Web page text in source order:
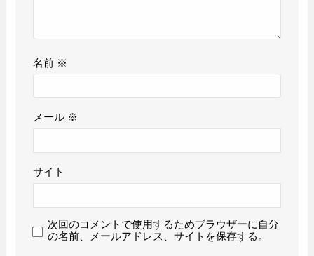
名前 ※
メール ※
サイト
次回のコメントで使用するためブラウザーに自分
の名前、メールアドレス、サイトを保存する。